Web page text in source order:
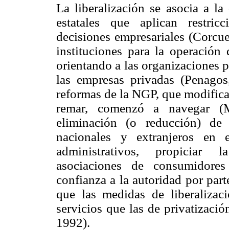
La liberalización se asocia a la
estatales que aplican
decisiones empresariales
instituciones para la operación
orientando a las organizaciones
las empresas privadas
reformas de la NGP, que
remar, comenzó a navegar
eliminación (o reducción) de
nacionales y extranjeros en
administrativos, propiciar
asociaciones de
confianza a la autoridad por
que las medidas de
servicios que las de
1992).